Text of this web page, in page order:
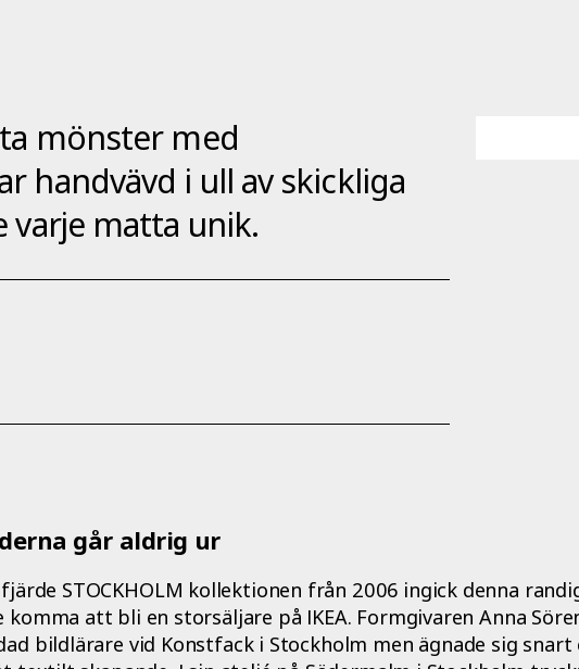
mönster med
handvävd i ull av skickliga
varje matta unik.
går aldrig ur
STOCKHOLM kollektionen från 2006 ingick denna
komma att bli en storsäljare på IKEA. Formgivaren Anna
bildlärare vid Konstfack i Stockholm men ägnade sig